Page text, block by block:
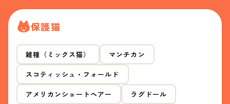
保護猫
雑種（ミックス猫） マンチカン
スコティッシュ・フォールド
アメリカンショートヘアー ラグドール